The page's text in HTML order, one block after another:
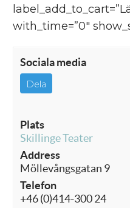
with_time=”0″
Sociala media
Dela
Plats
Skillinge Teater
Address
Möllevångsgatan 9
Telefon
+46 (0)414-300 24